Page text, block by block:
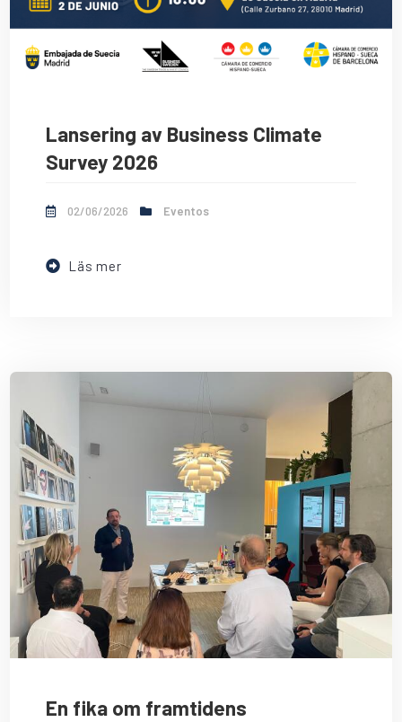
Lansering av Business Climate
Survey 2026
02/06/2026 Eventos
Läs mer
En fika om framtidens